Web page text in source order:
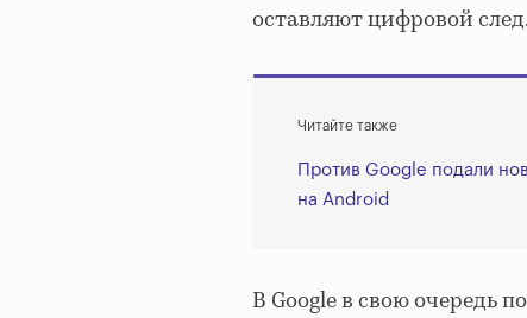
оставляют цифровой
Читайте также
Против Google подали
на Android
В Google в свою очередь